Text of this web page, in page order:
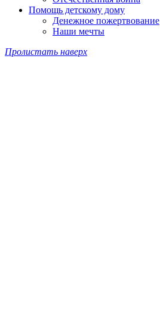
Помощь детскому дому
Денежное пожертвование
Наши мечты
Пролистать наверх